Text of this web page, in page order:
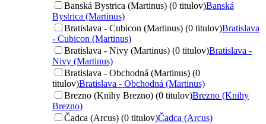
Banská Bystrica (Martinus) (0 titulov)Banská
Bystrica (Martinus)
Bratislava - Cubicon (Martinus) (0 titulov)Bratislava
- Cubicon (Martinus)
Bratislava - Nivy (Martinus) (0 titulov)Bratislava -
Nivy (Martinus)
Bratislava - Obchodná (Martinus) (0
titulov)Bratislava - Obchodná (Martinus)
Brezno (Knihy Brezno) (0 titulov)Brezno (Knihy
Brezno)
Čadca (Arcus) (0 titulov)Čadca (Arcus)